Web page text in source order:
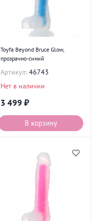
Toyfa Beyond Bruce Glow,
прозрачно-синий
Артикул: 46743
Нет в наличии
3 499 ₽
В корзину